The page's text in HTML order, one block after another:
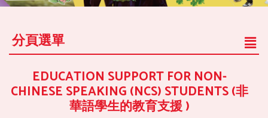
分頁選單
EDUCATION SUPPORT FOR NON-
CHINESE SPEAKING (NCS) STUDENTS (非
華語學生的教育支援 )